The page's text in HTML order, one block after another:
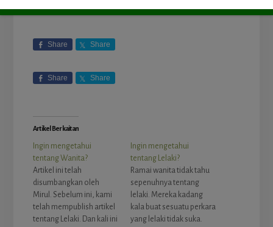
Share Share
Share Share
Artikel Berkaitan
Ingin mengetahui
tentang Wanita?
Artikel ini telah
disumbangkan oleh
Mirul. Sebelum ini, kami
telah mempublish artikel
tentang Lelaki. Dan kali ini
Ingin mengetahui
tentang Lelaki?
Ramai wanita tidak tahu
sepenuhnya tentang
lelaki. Mereka kadang
kala buat sesuatu perkara
yang lelaki tidak suka.